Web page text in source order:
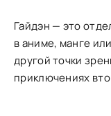
Гайдэн — это
в аниме, манге
другой точки
приключениях